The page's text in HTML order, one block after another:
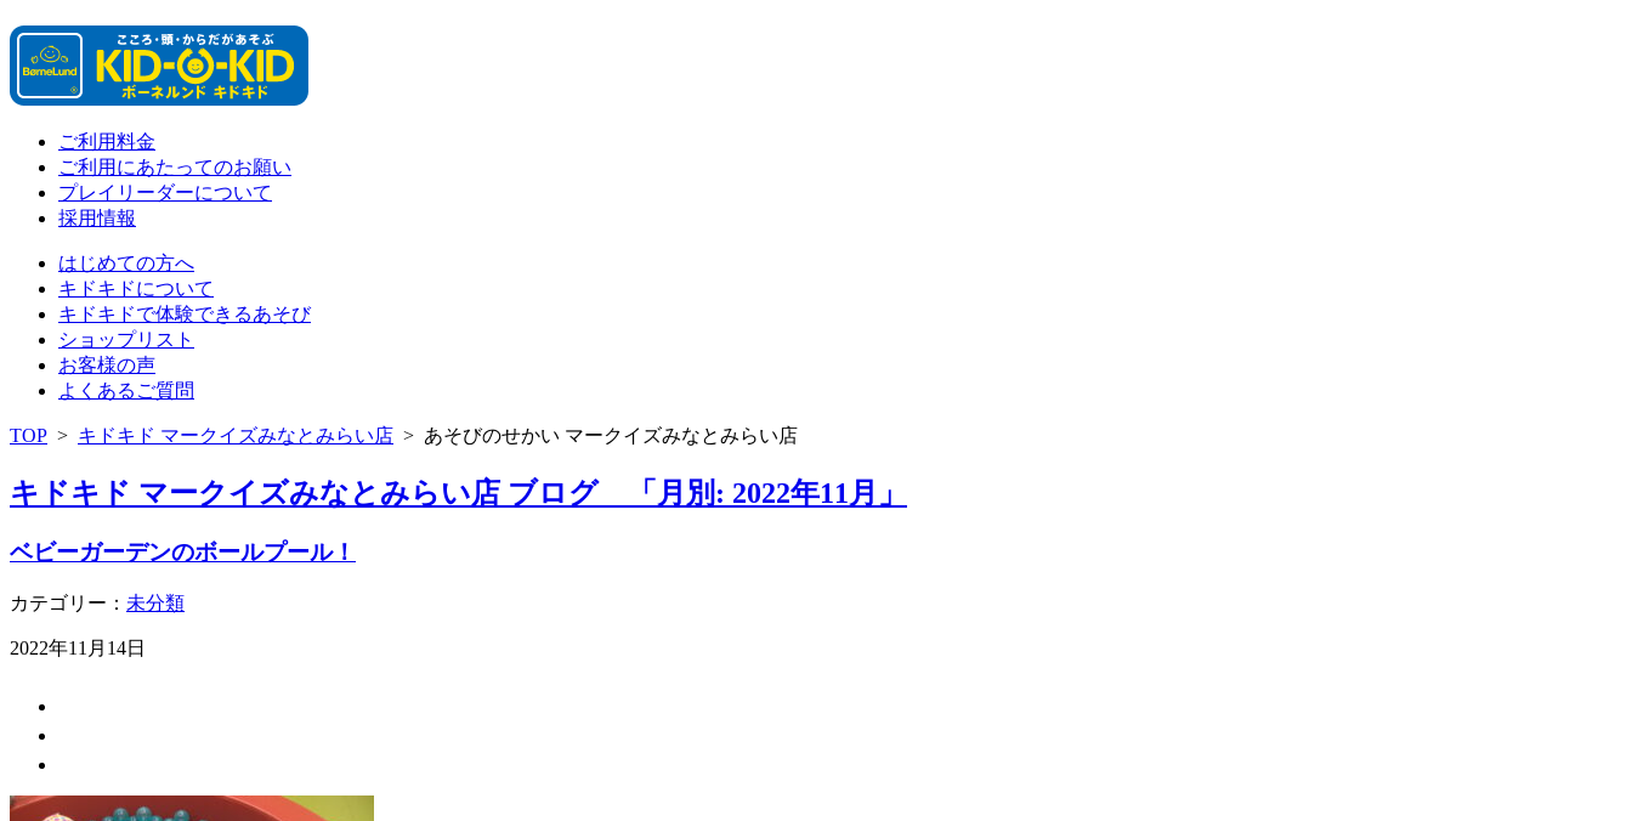
ご利用料金
ご利用にあたってのお願い
プレイリーダーについて
採用情報
はじめての方へ
キドキドについて
キドキドで体験できるあそび
ショップリスト
お客様の声
よくあるご質問
TOP > キドキド マークイズみなとみらい店 > あそびのせかい マークイズみなとみらい店
キドキド マークイズみなとみらい店 ブログ 「月別: 2022年11月」
ベビーガーデンのボールプール！
カテゴリー： 未分類
2022年11月14日